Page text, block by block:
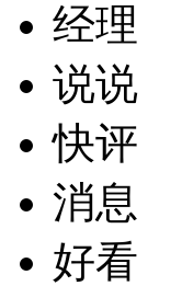
经理
说说
快评
消息
好看